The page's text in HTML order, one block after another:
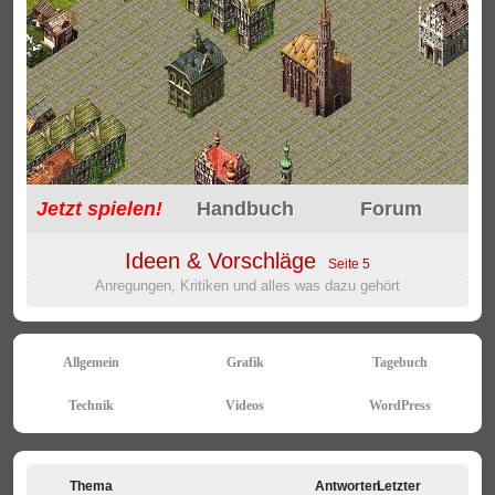
Jetztspielen! Handbuch Forum
Ideen & Vorschläge Seite 5
Anregungen, Kritiken und alles was dazu gehört
Letzter
Antworten
Thema
Allgemein Grafik Tagebuch
Technik Videos WordPress